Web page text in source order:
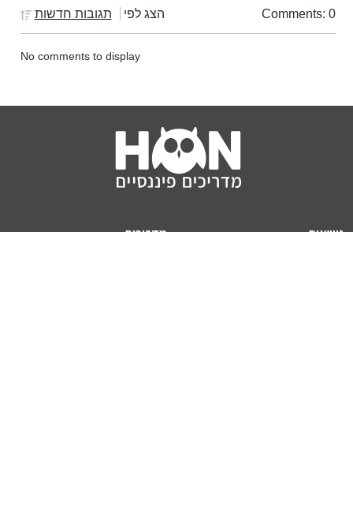
Comments: 0 הצג לפי תגובות חדשות
No comments to display
נושאים
מדריכים